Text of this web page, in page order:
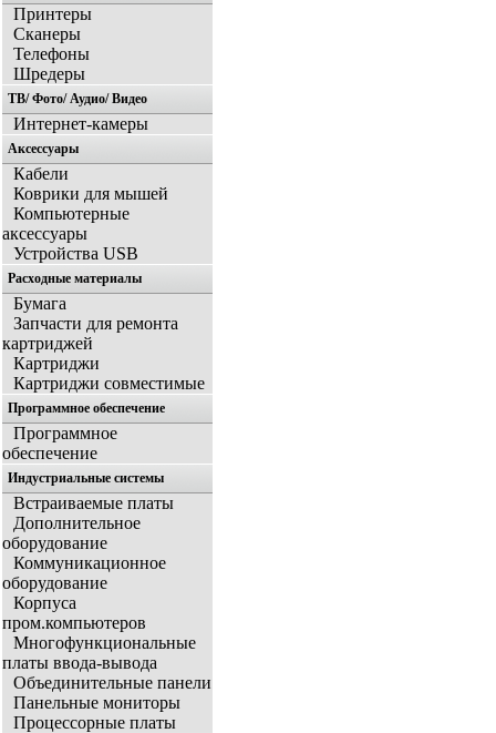
Принтеры
Сканеры
Телефоны
Шредеры
ТВ/ Фото/ Аудио/ Видео
Интернет-камеры
Аксессуары
Кабели
Коврики для мышей
Компьютерные
аксессуары
Устройства USB
Расходные материалы
Бумага
Запчасти для ремонта
картриджей
Картриджи
Картриджи совместимые
Программное обеспечение
Программное
обеспечение
Индустриальные системы
Встраиваемые платы
Дополнительное
оборудование
Коммуникационное
оборудование
Корпуса
пром.компьютеров
Многофункциональные
платы ввода-вывода
Объединительные панели
Панельные мониторы
Процессорные платы